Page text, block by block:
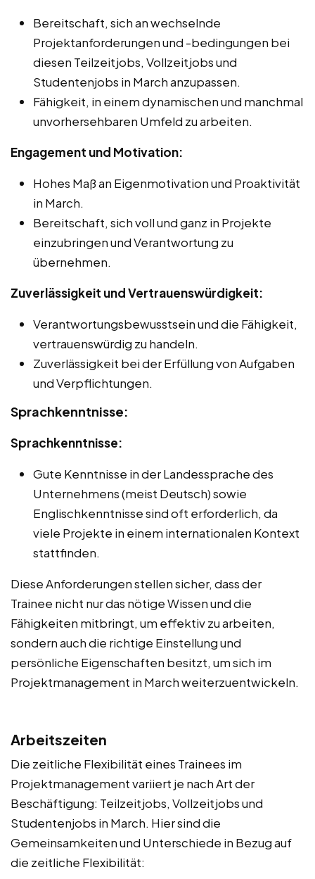
Bereitschaft, sich an wechselnde
Projektanforderungen und -bedingungen bei
diesen Teilzeitjobs, Vollzeitjobs und
Studentenjobs in March anzupassen.
Fähigkeit, in einem dynamischen und manchmal
unvorhersehbaren Umfeld zu arbeiten.
Engagement und Motivation:
Hohes Maß an Eigenmotivation und Proaktivität
in March.
Bereitschaft, sich voll und ganz in Projekte
einzubringen und Verantwortung zu
übernehmen.
Zuverlässigkeit und Vertrauenswürdigkeit:
Verantwortungsbewusstsein und die Fähigkeit,
vertrauenswürdig zu handeln.
Zuverlässigkeit bei der Erfüllung von Aufgaben
und Verpflichtungen.
Sprachkenntnisse:
Sprachkenntnisse:
Gute Kenntnisse in der Landessprache des
Unternehmens (meist Deutsch) sowie
Englischkenntnisse sind oft erforderlich, da
viele Projekte in einem internationalen Kontext
stattfinden.
Diese Anforderungen stellen sicher, dass der
Trainee nicht nur das nötige Wissen und die
Fähigkeiten mitbringt, um effektiv zu arbeiten,
sondern auch die richtige Einstellung und
persönliche Eigenschaften besitzt, um sich im
Projektmanagement in March weiterzuentwickeln.
Arbeitszeiten
Die zeitliche Flexibilität eines Trainees im
Projektmanagement variiert je nach Art der
Beschäftigung: Teilzeitjobs, Vollzeitjobs und
Studentenjobs in March. Hier sind die
Gemeinsamkeiten und Unterschiede in Bezug auf
die zeitliche Flexibilität: